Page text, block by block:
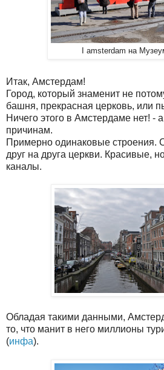
I amsterdam на
Итак, Амстердам!
Город, который знаменит не
башня, прекрасная церковь, или
Ничего этого в Амстердаме нет! -
причинам.
Примерно одинаковые строения.
друг на друга церкви. Красивые,
каналы.
Обладая такими данными,
то, что манит в него миллионы
(инфа).